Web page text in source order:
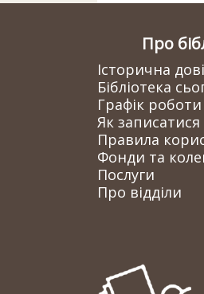
Про
Історична
Бібліотека
Графік роботи
Як записатися
Правила
Фонди та
Послуги
Про відділи